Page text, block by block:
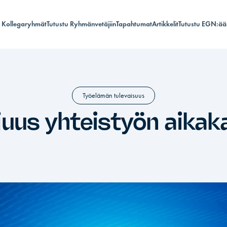
KollegaryhmätTutustu RyhmänvetäjiinTapahtumatArtikkelitTutustu
Työelämän tulevaisuus
yhteistyön